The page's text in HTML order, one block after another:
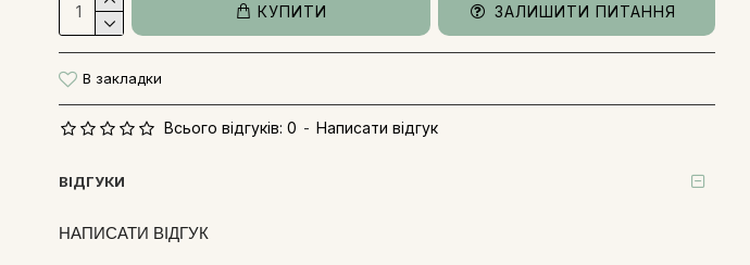
Всього відгуків: 0 - Написати відгук
КУПИТИ ЗАЛИШИТИ ПИТАННЯ
В закладки
ВІДГУКИ
НАПИСАТИ ВІДГУК